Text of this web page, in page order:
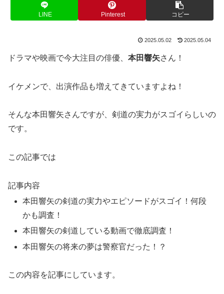
LINE Pinterest コピー
2025.05.02 2025.05.04
ドラマや映画で今大注目の俳優、 本田響矢さん！
イケメンで、出演作品も増えてきていますよね！
そんな本田響矢さんですが、剣道の実力がスゴイらしいの
です。
この記事では
記事内容
本田響矢の剣道の実力やエピソードがスゴイ！何段
かも調査！
本田響矢の剣道している動画で徹底調査！
本田響矢の将来の夢は警察官だった！？
この内容を記事にしています。